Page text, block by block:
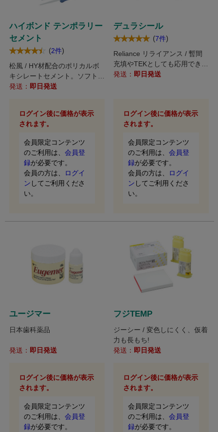
ハイボンド テンポラリー
セメント
(2件)
松風 / HY材配合のポリカルボ
キシレートセメント。ソフトと
ハードの2タイプから選べま
発送： 即日発送
ログイン後に価格が表示
されます。
会員限定コンテンツ
のご利用は、 会員登
録が必要です。
会員の方は、
ログイ
ン してご利用くださ
い。
デュラシール
(7件)
Reliance リライアンス / 暫間
充填やTEKとしても応用できる
レジン系仮封材です。
発送： 即日発送
ログイン後に価格が表示
されます。
会員限定コンテンツ
のご利用は、 会員登
録が必要です。
会員の方は、
ログイ
ン してご利用くださ
い。
ユージマー
日本歯科薬品
発送： 即日発送
ログイン後に価格が表示
されます。
会員限定コンテンツ
のご利用は、 会員登
録が必要です。
フジTEMP
ジーシー / 変色しにくく、仮着
力も長もち!
発送： 即日発送
ログイン後に価格が表示
されます。
会員限定コンテンツ
のご利用は、 会員登
録が必要です。